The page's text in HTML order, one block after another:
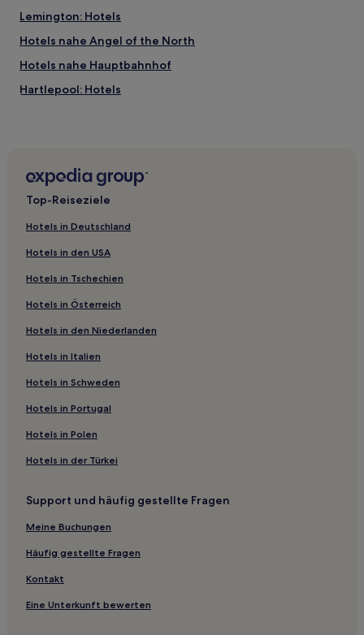
Lemington: Hotels
Hotels nahe Angel of the North
Hotels nahe Hauptbahnhof
Hartlepool: Hotels
Esh Hotels
North Tyneside District: Hotels
Winlaton Mill: Hotels
Backworth Hotels
Pity Me: Hotels
Killingworth: Hotels
Hotels nahe Great North Museum-Hancock
Hotels nahe University of Newcastle-upon-Tyne
Lamesley: Hotels
Hotels nahe Hauptbahnhof
Sunniside: Hotels
Washington Hotels
Hotels nahe Blyth Battery
Hartlepool Hotels
Whitley Bay Hotels
Durham: Hotels
Hotels nahe U-Bahn-Station St James
Top-Reiseziele
Hotels in Deutschland
Hotels in den USA
Hotels in Tschechien
Hotels in Österreich
Hotels in den Niederlanden
Hotels in Italien
Hotels in Schweden
Hotels in Portugal
Hotels in Polen
Hotels in der Türkei
Support und häufig gestellte Fragen
Meine Buchungen
Häufig gestellte Fragen
Kontakt
Eine Unterkunft bewerten